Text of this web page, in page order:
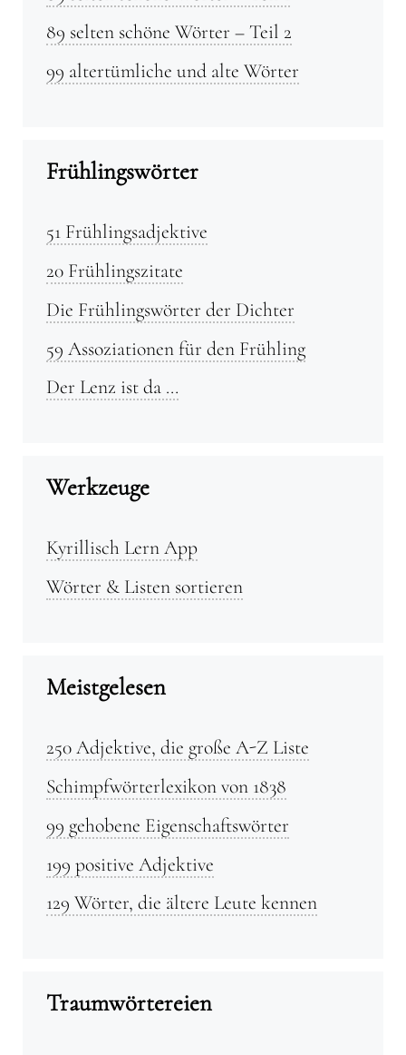
89 selten schöne Wörter – Teil 2
99 altertümliche und alte Wörter
Frühlingswörter
51 Frühlingsadjektive
20 Frühlingszitate
Die Frühlingswörter der Dichter
59 Assoziationen für den Frühling
Der Lenz ist da …
Werkzeuge
Kyrillisch Lern App
Wörter & Listen sortieren
Meistgelesen
250 Adjektive, die große A-Z Liste
Schimpfwörterlexikon von 1838
99 gehobene Eigenschaftswörter
199 positive Adjektive
129 Wörter, die ältere Leute kennen
Traumwörtereien